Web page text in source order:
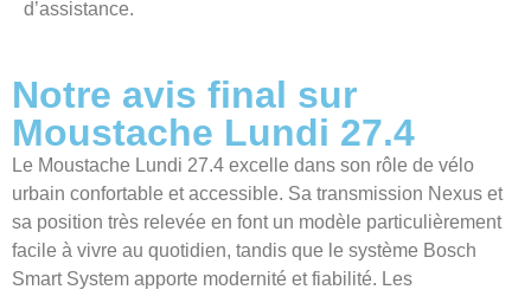
d’assistance.
Notre avis final sur
Moustache Lundi 27.4
Le Moustache Lundi 27.4 excelle dans son rôle de vélo
urbain confortable et accessible. Sa transmission Nexus et
sa position très relevée en font un modèle particulièrement
facile à vivre au quotidien, tandis que le système Bosch
Smart System apporte modernité et fiabilité. Les